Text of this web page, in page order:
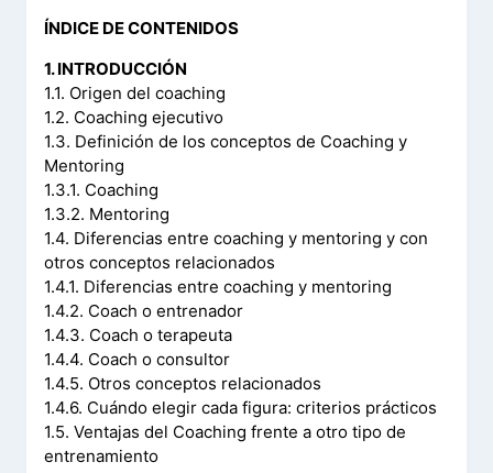
ÍNDICE DE CONTENIDOS
1. INTRODUCCIÓN
1.1. Origen del coaching
1.2. Coaching ejecutivo
1.3. Definición de los conceptos de Coaching y
Mentoring
1.3.1. Coaching
1.3.2. Mentoring
1.4. Diferencias entre coaching y mentoring y con
otros conceptos relacionados
1.4.1. Diferencias entre coaching y mentoring
1.4.2. Coach o entrenador
1.4.3. Coach o terapeuta
1.4.4. Coach o consultor
1.4.5. Otros conceptos relacionados
1.4.6. Cuándo elegir cada figura: criterios prácticos
1.5. Ventajas del Coaching frente a otro tipo de
entrenamiento